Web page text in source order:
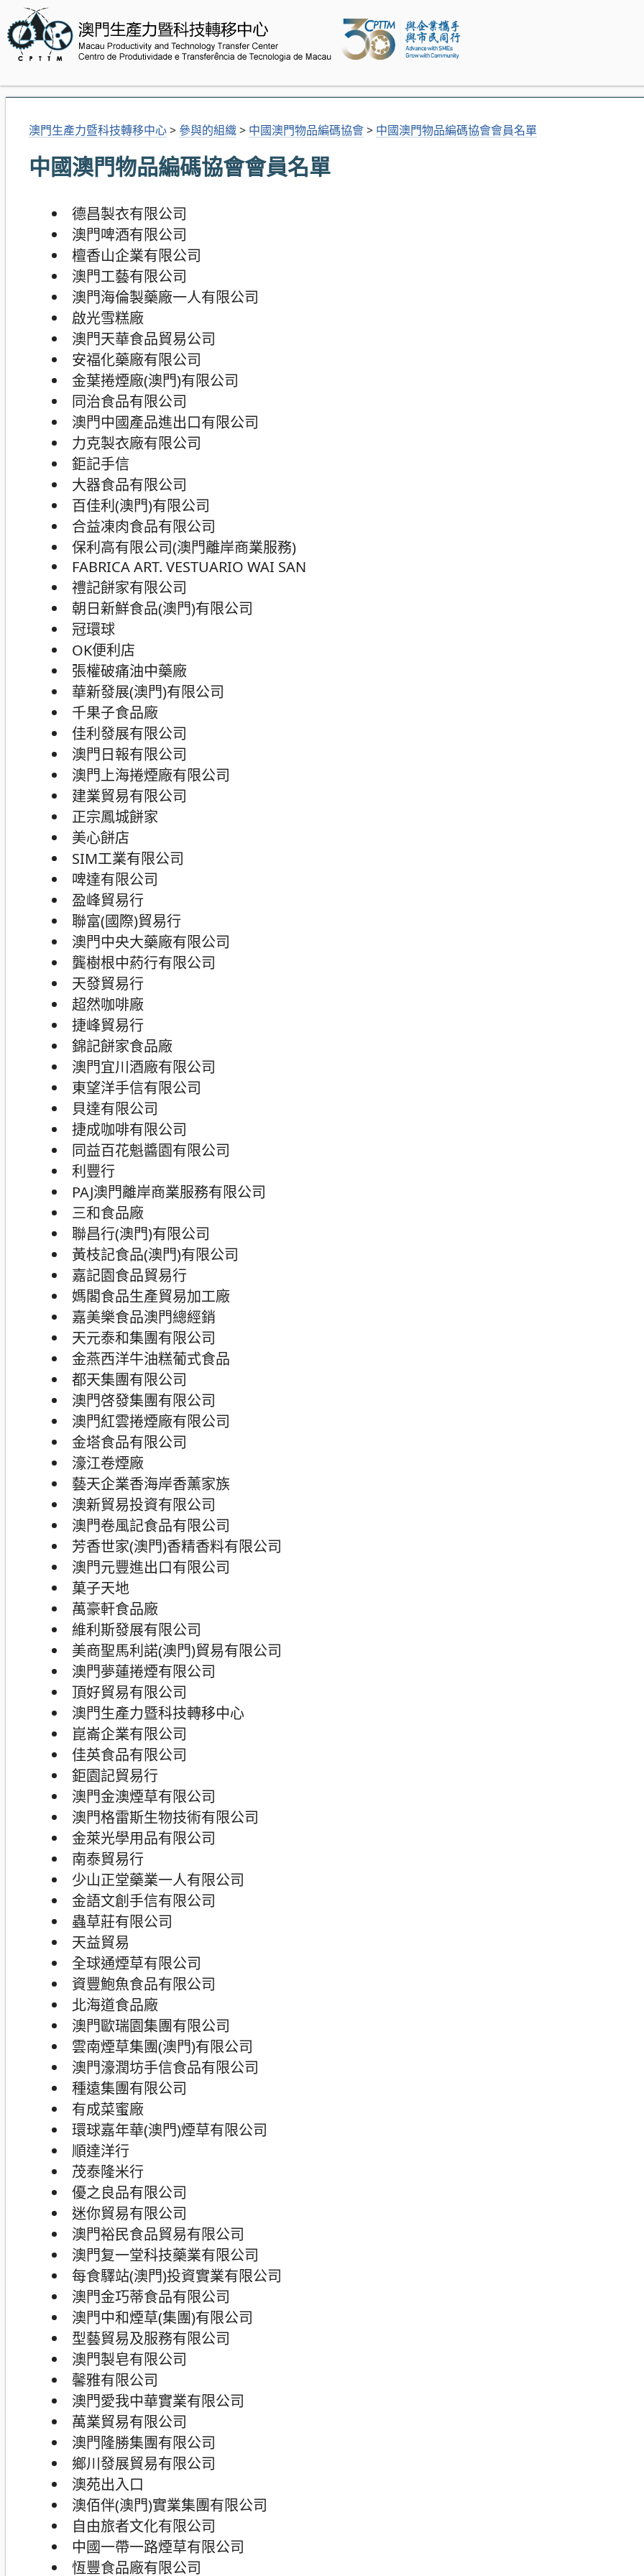
澳門生產力暨科技轉移中心>參與的組織> 中國澳門物品編碼協會> 中國澳門物品編碼協會會員名單
中國澳門物品編碼協會會員名單
德昌製衣有限公司
澳門啤酒有限公司
檀香山企業有限公司
澳門工藝有限公司
澳門海倫製藥廠一人有限公司
啟光雪糕廠
澳門天華食品貿易公司
安福化藥廠有限公司
金葉捲煙廠(澳門)有限公司
同治食品有限公司
澳門中國產品進出口有限公司
力克製衣廠有限公司
鉅記手信
大器食品有限公司
百佳利(澳門)有限公司
合益凍肉食品有限公司
保利高有限公司(澳門離岸商業服務)
FABRICA ART. VESTUARIO WAI SAN
禮記餅家有限公司
朝日新鮮食品(澳門)有限公司
冠環球
OK便利店
張權破痛油中藥廠
華新發展(澳門)有限公司
千果子食品廠
佳利發展有限公司
澳門日報有限公司
澳門上海捲煙廠有限公司
建業貿易有限公司
正宗鳳城餅家
美心餅店
SIM工業有限公司
啤達有限公司
盈峰貿易行
聯富(國際)貿易行
澳門中央大藥廠有限公司
龔樹根中葯行有限公司
天發貿易行
超然咖啡廠
捷峰貿易行
錦記餅家食品廠
澳門宜川酒廠有限公司
東望洋手信有限公司
貝達有限公司
捷成咖啡有限公司
同益百花魁醬園有限公司
利豐行
PAJ澳門離岸商業服務有限公司
三和食品廠
聯昌行(澳門)有限公司
黃枝記食品(澳門)有限公司
嘉記園食品貿易行
媽閣食品生產貿易加工廠
嘉美樂食品澳門總經銷
天元泰和集團有限公司
金燕西洋牛油糕葡式食品
都天集團有限公司
澳門啓發集團有限公司
澳門紅雲捲煙廠有限公司
金塔食品有限公司
濠江卷煙廠
藝天企業香海岸香薰家族
澳新貿易投資有限公司
澳門卷風記食品有限公司
芳香世家(澳門)香精香料有限公司
澳門元豐進出口有限公司
菓子天地
萬豪軒食品廠
維利斯發展有限公司
美商聖馬利諾(澳門)貿易有限公司
澳門夢蓮捲煙有限公司
頂好貿易有限公司
澳門生產力暨科技轉移中心
崑崙企業有限公司
佳英食品有限公司
鉅園記貿易行
澳門金澳煙草有限公司
澳門格雷斯生物技術有限公司
金萊光學用品有限公司
南泰貿易行
少山正堂藥業一人有限公司
金語文創手信有限公司
蟲草莊有限公司
天益貿易
全球通煙草有限公司
資豐鮑魚食品有限公司
北海道食品廠
澳門歐瑞園集團有限公司
雲南煙草集團(澳門)有限公司
澳門濠潤坊手信食品有限公司
種遠集團有限公司
有成菜蜜廠
環球嘉年華(澳門)煙草有限公司
順達洋行
茂泰隆米行
優之良品有限公司
迷你貿易有限公司
澳門裕民食品貿易有限公司
澳門复一堂科技藥業有限公司
每食驛站(澳門)投資實業有限公司
澳門金巧蒂食品有限公司
澳門中和煙草(集團)有限公司
型藝貿易及服務有限公司
澳門製皂有限公司
馨雅有限公司
澳門愛我中華實業有限公司
萬業貿易有限公司
澳門隆勝集團有限公司
鄉川發展貿易有限公司
澳苑出入口
澳佰伴(澳門)實業集團有限公司
自由旅者文化有限公司
中國一帶一路煙草有限公司
恆豐食品廠有限公司